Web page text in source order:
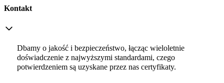
Kontakt
Dbamy o jakość i bezpieczeństwo, łącząc wieloletnie
doświadczenie z najwyższymi standardami, czego
potwierdzeniem są uzyskane przez nas certyfikaty.